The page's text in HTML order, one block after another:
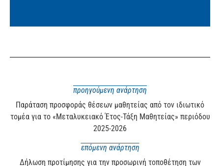
προηγούμενη ανάρτηση
Παράταση προσφοράς θέσεων μαθητείας από τον ιδιωτικό
τομέα για το «Μεταλυκειακό Έτος-Τάξη Μαθητείας» περιόδου
2025-2026
επόμενη ανάρτηση
Δήλωση προτίμησης για την προσωρινή τοποθέτηση των